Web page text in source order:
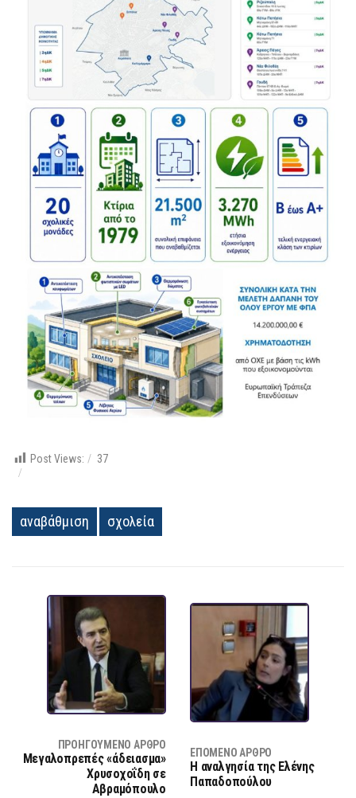
Post Views: 37
αναβάθμιση σχολεία
ΠΡΟΗΓΟΎΜΕΝΟ ΆΡΘΡΟ
Μεγαλοπρεπές «άδειασμα»
Χρυσοχοΐδη σε
Αβραμόπουλο
ΕΠΌΜΕΝΟ ΆΡΘΡΟ
Η αναλγησία της Ελένης
Παπαδοπούλου